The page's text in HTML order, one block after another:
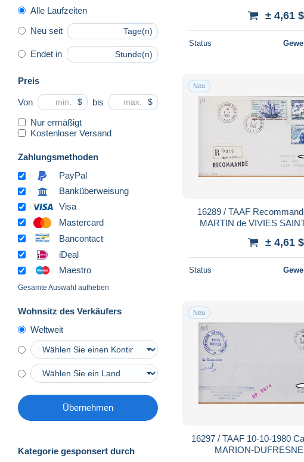
Alle Laufzeiten
Neu seit Tage(n)
Endet in Stunde(n)
Preis
Von $ bis $
Nur ermäßigt
Kostenloser Versand
Zahlungsmethoden
PayPal
Banküberweisung
Visa
Mastercard
Bancontact
iDeal
Maestro
Gesamte Auswahl aufheben
Wohnsitz des Verkäufers
Weltweit
Übernehmen
Kategorie gesponsert durch
± 4,61 $
Status
Neu
16289 / TAAF
MARTIN de VIVIES
A58
± 4,61 $
Status
Neu
16297 / TAAF 10-10-1980
MARION-